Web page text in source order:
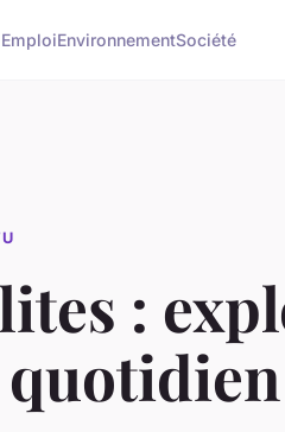
EmploiEnvironnementSociété
: